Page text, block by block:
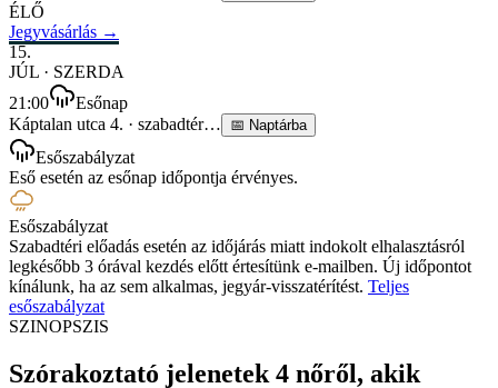
ÉLŐ
Jegyvásárlás →
15.
JÚL · SZERDA
21:00
Esőnap
Káptalan utca 4. · szabadtér… 📅 Naptárba
Esőszabályzat
Eső esetén az esőnap időpontja érvényes.
Esőszabályzat
Szabadtéri előadás esetén az időjárás miatt indokolt elhalasztásról
legkésőbb 3 órával kezdés előtt értesítünk e-mailben. Új időpontot
kínálunk, ha az sem alkalmas, jegyár-visszatérítést. Teljes
esőszabályzat
SZINOPSZIS
Szórakoztató jelenetek 4 nőről, akik